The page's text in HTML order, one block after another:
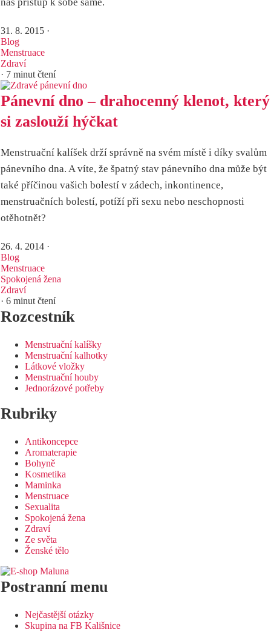
31. 8. 2015 ·
Blog
Menstruace
Zdraví
· 7 minut čtení
Pánevní dno – drahocenný klenot, který
si zaslouží hýčkat
Menstruační kalíšek drží správně na svém místě i díky svalům
pánevního dna. A víte, že špatný stav pánevního dna může být
také příčinou vašich bolestí v zádech, inkontinence,
menstruačních bolestí, potíží při sexu nebo neschopnosti
otěhotnět?
26. 4. 2014 ·
Blog
Menstruace
Spokojená žena
Zdraví
· 6 minut čtení
Rozcestník
Menstruační kalíšky
Menstruační kalhotky
Látkové vložky
Menstruační houby
Jednorázové potřeby
Rubriky
Antikoncepce
Aromaterapie
Bohyně
Kosmetika
Maminka
Menstruace
Sexualita
Spokojená žena
Zdraví
Ze světa
Ženské tělo
Postranní menu
Nejčastější otázky
Skupina na FB Kališnice